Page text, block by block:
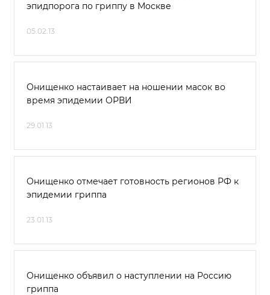
эпидпорога по гриппу в Москве
05.02.13
Онищенко настаивает на ношении масок во
время эпидемии ОРВИ
29.01.13
Онищенко отмечает готовность регионов РФ к
эпидемии гриппа
23.01.13
Онищенко объявил о наступлении на Россию
гриппа